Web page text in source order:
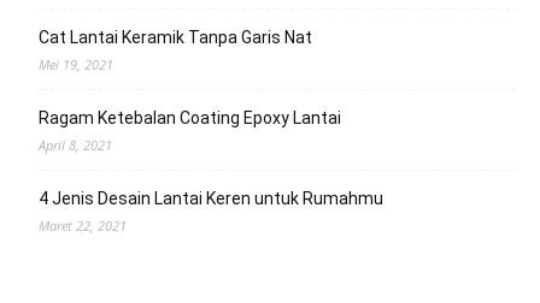
Cat Lantai Keramik Tanpa Garis Nat
Mei 19, 2021
Ragam Ketebalan Coating Epoxy Lantai
April 8, 2021
4 Jenis Desain Lantai Keren untuk Rumahmu
Maret 22, 2021